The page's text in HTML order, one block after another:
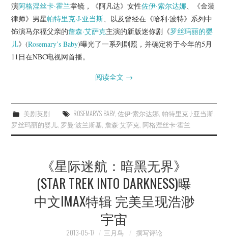
演阿格涅丝卡·霍兰掌镜，《阿凡达》女性佐伊·索尔达娜、《金装
律师》男星帕特里克·J·亚当斯、以及曾经在《哈利·波特》系列中
饰演马尔福父亲的詹森·艾萨克主演的新版迷你剧《罗丝玛丽的婴
儿》(Rosemary’s Baby)曝光了一系列剧照，并确定将于今年的5月
11日在NBC电视网首播。
阅读全文 →
美剧英剧 ROSEMARY'S BABY, 佐伊·索尔达娜, 帕特里克·J·亚当斯,
罗丝玛丽的婴儿, 罗曼·波兰斯基,詹森·艾萨克, 阿格涅丝卡·霍兰
《星际迷航：暗黑无界》
(STAR TREK INTO DARKNESS)曝
中文IMAX特辑 完美呈现浩渺
宇宙
2013-05-17 三月鸟 撰写评论